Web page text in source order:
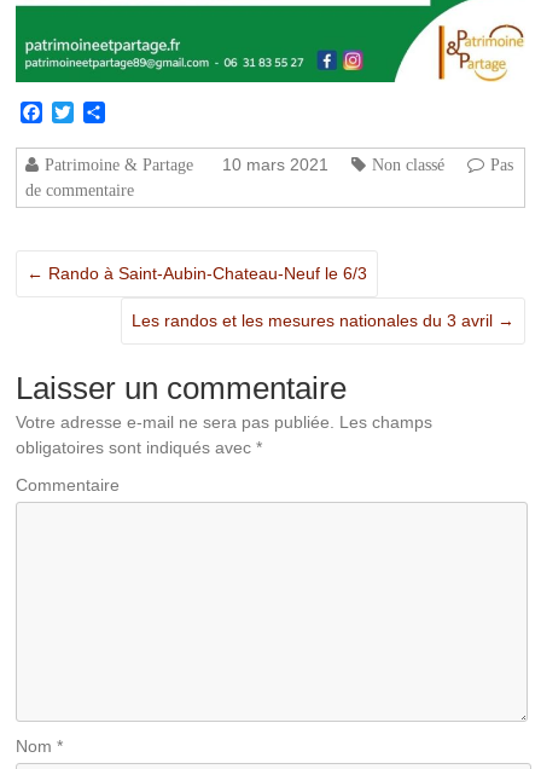
Facebook
Twitter
Patrimoine & Partage 10 mars 2021 Non classé
Pas
de commentaire
← Rando à Saint-Aubin-Chateau-Neuf le 6/3
Les randos et les mesures nationales du 3 avril →
Laisser un commentaire
Votre adresse e-mail ne sera pas publiée. Les champs
obligatoires sont indiqués avec*
Commentaire
Nom*